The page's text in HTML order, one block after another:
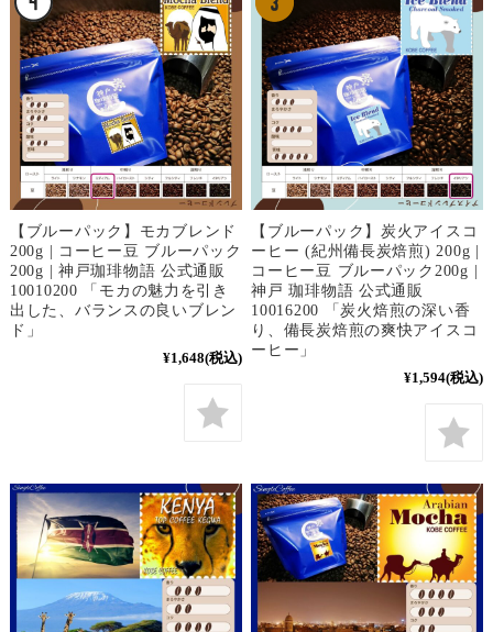
【ブルーパック】モカブレンド
200g | コーヒー豆 ブルーパック
200g | 神戸珈琲物語 公式通販
10010200 「モカの魅力を引き
出した、バランスの良いブレン
ド」
¥1,648(税込)
【ブルーパック】炭火アイスコ
ーヒー (紀州備長炭焙煎) 200g |
コーヒー豆 ブルーパック200g |
神戸 珈琲物語 公式通販
10016200 「炭火焙煎の深い香
り、備長炭焙煎の爽快アイスコ
ーヒー」
¥1,594(税込)